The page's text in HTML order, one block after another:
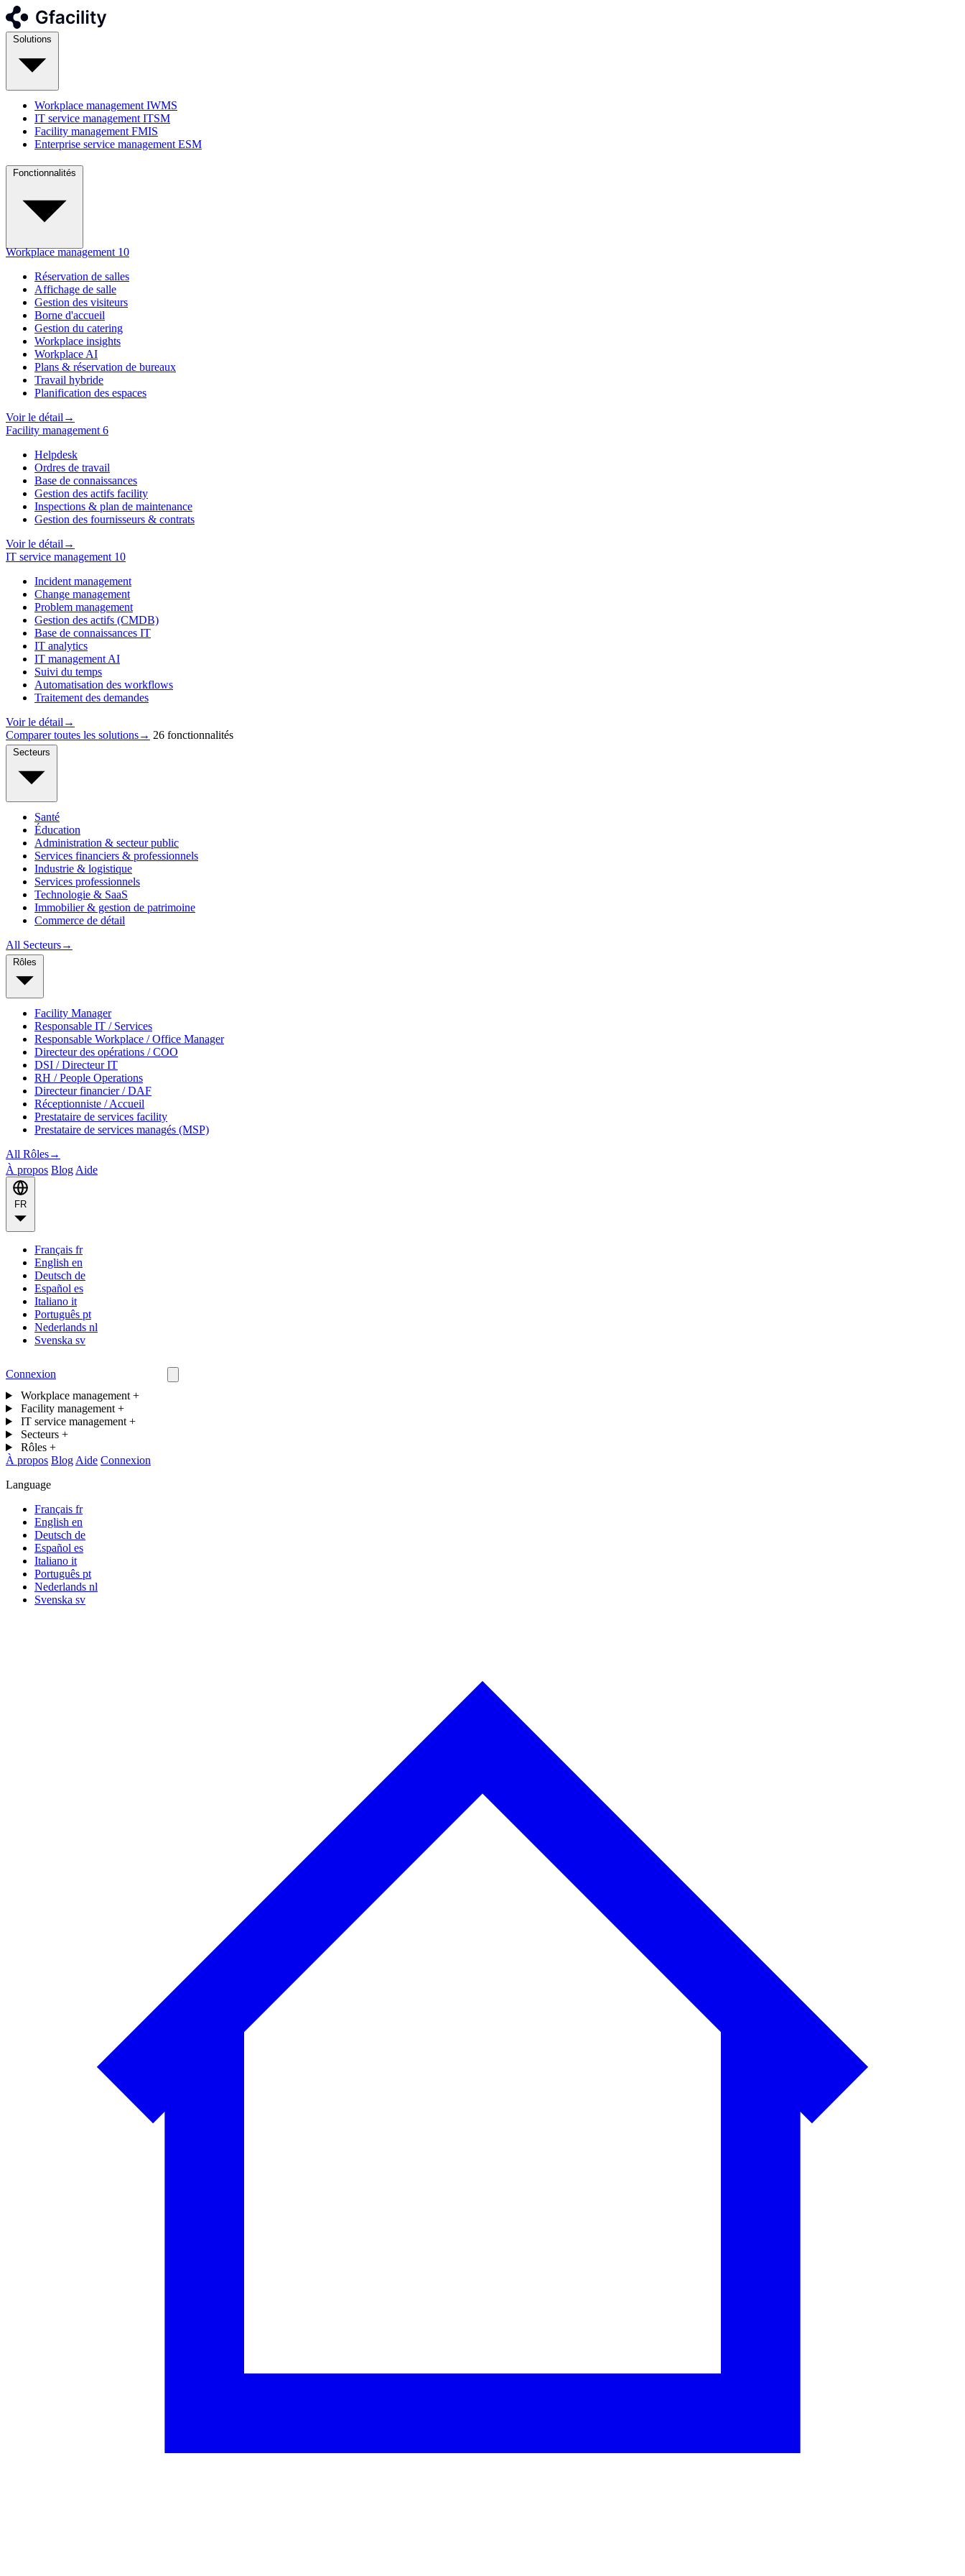
Workplace management IWMS
IT service management ITSM
Facility management FMIS
Enterprise service management ESM
Workplace management 10
Réservation de salles
Affichage de salle
Gestion des visiteurs
Borne d'accueil
Gestion du catering
Workplace insights
Workplace AI
Plans & réservation de bureaux
Travail hybride
Planification des espaces
Voir le détail →
Facility management 6
Helpdesk
Ordres de travail
Base de connaissances
Gestion des actifs facility
Inspections & plan de maintenance
Gestion des fournisseurs & contrats
Voir le détail →
IT service management 10
Incident management
Change management
Problem management
Gestion des actifs (CMDB)
Base de connaissances IT
IT analytics
IT management AI
Suivi du temps
Automatisation des workflows
Traitement des demandes
Voir le détail →
Comparer toutes les solutions→ 26 fonctionnalités
Santé
Éducation
Administration & secteur public
Services financiers & professionnels
Industrie & logistique
Services professionnels
Technologie & SaaS
Immobilier & gestion de patrimoine
Commerce de détail
All Secteurs→
Facility Manager
Responsable IT / Services
Responsable Workplace / Office Manager
Directeur des opérations / COO
DSI / Directeur IT
RH / People Operations
Directeur financier / DAF
Réceptionniste / Accueil
Prestataire de services facility
Prestataire de services managés (MSP)
All Rôles→
À propos Blog Aide
Français fr
English en
Deutsch de
Español es
Italiano it
Português pt
Nederlands nl
Svenska sv
Connexion
Workplace management +
Facility management +
IT service management +
Secteurs +
Rôles +
À propos Blog Aide Connexion
Language
Français fr
English en
Deutsch de
Español es
Italiano it
Português pt
Nederlands nl
Svenska sv